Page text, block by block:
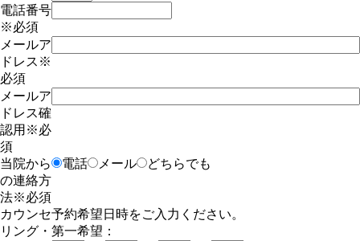
電話番号
※必須
メールア
ドレス ※
必須
メールア
ドレス確
認用 ※必
須
当院から
の連絡方
法※必須
電話 メール どちらでも
カウンセ
リング・
予約希望日時をご入力ください。
第一希望：